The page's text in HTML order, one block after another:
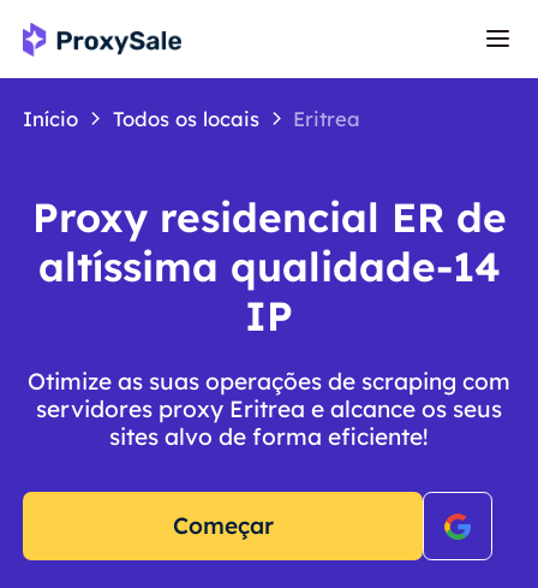
Início Todos os locais Eritrea
Proxy residencial ER de
altíssima qualidade-14
IP
Otimize as suas operações de scraping com
servidores proxy Eritrea e alcance os seus
sites alvo de forma eficiente!
Começar